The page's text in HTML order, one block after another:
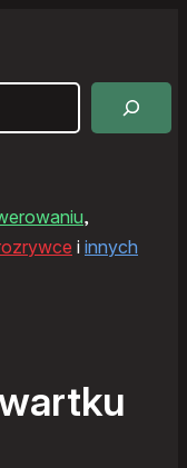
,
i innych